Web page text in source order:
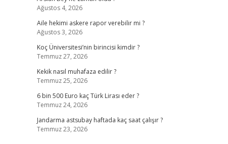
Ağustos 4, 2026
Aile hekimi askere rapor verebilir mi ?
Ağustos 3, 2026
Koç Üniversitesi’nin birincisi kimdir ?
Temmuz 27, 2026
Kekik nasıl muhafaza edilir ?
Temmuz 25, 2026
6 bin 500 Euro kaç Türk Lirası eder ?
Temmuz 24, 2026
Jandarma astsubay haftada kaç saat çalışır ?
Temmuz 23, 2026